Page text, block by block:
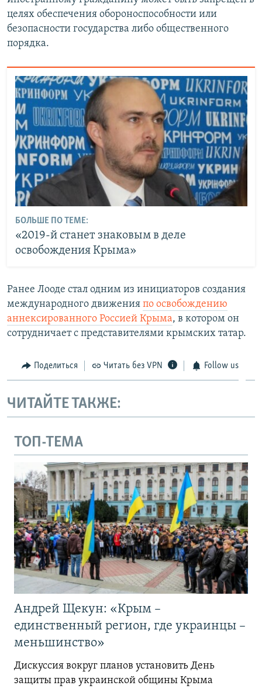
целях обеспечения обороноспособности или
безопасности государства либо общественного
порядка.
БОЛЬШЕ ПО ТЕМЕ:
«2019-й станет знаковым в деле
освобождения Крыма»
Ранее Лооде стал одним из инициаторов создания
международного движения по освобождению
аннексированного Россией Крыма, в котором он
сотрудничает с представителями крымских татар.
Поделиться Читать без VPN Follow us
ЧИТАЙТЕ ТАКЖЕ:
ТОП-ТЕМА
Андрей Щекун: «Крым –
единственный регион, где украинцы –
меньшинство»
Дискуссия вокруг планов установить День
защиты прав украинской общины Крыма